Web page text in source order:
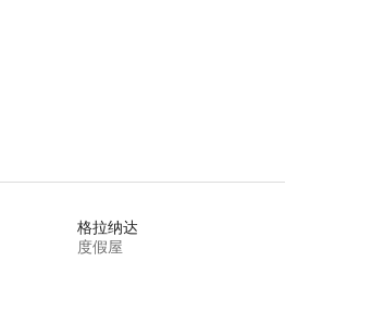
格拉纳达
度假屋